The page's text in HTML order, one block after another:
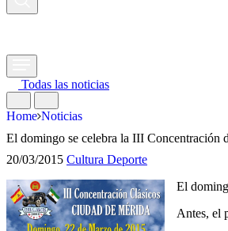
Todas las noticias
Home Noticias
El domingo se celebra la III Concentración
20/03/2015 Cultura Deporte
El
Antes, el